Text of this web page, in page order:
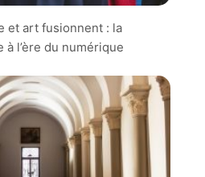
et art fusionnent : la
l’ère du numérique